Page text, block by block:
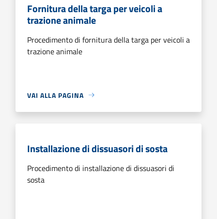
Fornitura della targa per veicoli a
trazione animale
Procedimento di fornitura della targa per veicoli a
trazione animale
VAI ALLA PAGINA
Installazione di dissuasori di sosta
Procedimento di installazione di dissuasori di
sosta